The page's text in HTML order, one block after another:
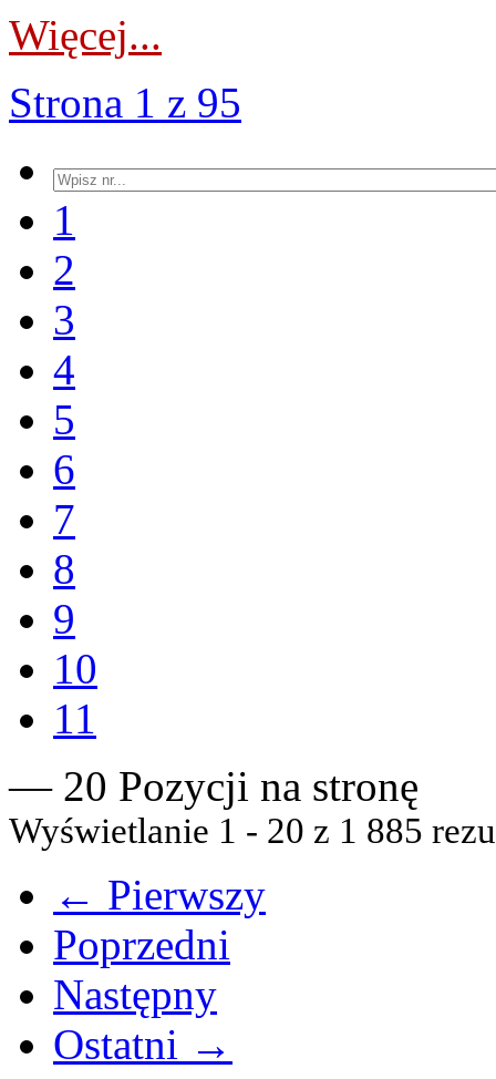
Więcej...
Strona 1 z 95
1
2
3
4
5
6
7
8
9
10
11
— 20 Pozycji na stronę
Wyświetlanie 1 - 20 z 1 885
← Pierwszy
Poprzedni
Następny
Ostatni →